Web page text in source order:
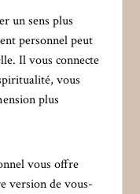
un sens plus
personnel peut
Il vous connecte
vous
plus
vous offre
version de vous-